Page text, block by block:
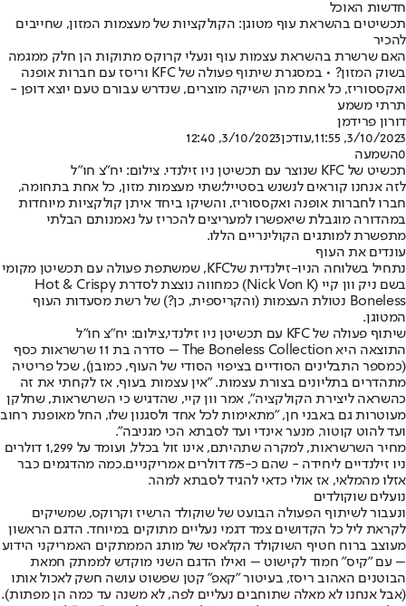
חדשות האוכל
תכשיטים בהשראת עוף מטוגן: הקולקציות של מעצמות המזון, שחייבים
להכיר
האם שרשרת בהשראת עצמות עוף ונעלי קרוקס מתוקות הן חלק ממגמה
בשוק המזון? • במסגרת שיתוף פעולה של KFC וריסז עם חברות אופנה
ואקססוריז, כל אחת מהן השיקה מוצרים, שנדרש עבורם טעם יוצא דופן -
תרתי משמע
דורון פרידמן
3/10/2023, 11:55
,עודכן3/10/2023, 12:40
0השמעה
תכשיט של KFC שנוצר עם תכשיטן ניו זילנדי. צילום: יח"צ חו"ל
לזה אנחנו קוראים לנשנש בסטייל:שתי מעצמות מזון, כל אחת בתחומה,
חברו לחברות אופנה ואקססוריז, והשיקו ביחד איתן קולקציות מיוחדות
במהדורה מוגבלת שיאפשרו למעריצים להכריז על נאמנותם הבלתי
מתפשרת למותגים הקולינריים הללו.
עונדים את העוף
נתחיל בשלוחה הניו-זילנדית שלKFC , שמשתפת פעולה עם תכשיטן מקומי
בשם ניק וון קיי (Nick Von K) כמחווה נוצצת לסדרת Hot & Crispy
Boneless נטולת העצמות (והקריספית, כן?) של רשת מסעדות העוף
המטוגן.
שיתוף פעולה של KFC עם תכשיטן ניו זילנדי,צילום: יח"צ חו"ל
התוצאה היא The Boneless Collection – סדרה בת 11 שרשראות כסף
(כמספר התבלינים הסודיים בציפוי הסודי של העוף, כמובן), שכל פריטיה
מתהדרים בתליונים בצורת עצמות. "אין עצמות בעוף, אז לקחתי את זה
כהשראה ליצירת הקולקציה", אמר וון קיי, שהדגיש כי השרשראות, שחלקן
מעוטרות גם באבני חן, "מתאימות לכל אחד ולסגנון שלו, החל מאופנת רחוב
ועד להוט קוטור, מנער אינדי ועד לסבתא הכי מגניבה".
מחיר השרשראות, למקרה שתהיתם, אינו זול בכלל, ועומד על 1,299 דולרים
ניו זילנדיים ליחידה - שהם כ-775 דולרים אמריקניים.
כמה מהדגמים כבר
אזלו מהמלאי, אז אולי כדאי להגיד לסבתא למהר.
נועלים שוקולדים
ונעבור לשיתוף הפעולה הבועט של שוקולד הרשיז וקרוקס, שמשיקים
לקראת ליל כל הקדושים צמד דגמי נעליים מתוקים במיוחד. הדגם הראשון
מעוצב ברוח חטיף השוקולד הקלאסי של מותג הממתקים האמריקני הידוע
– עם "קיס" חמוד לקישוט – ואילו הדגם השני מוקדש לממתק חמאת
הבוטנים האהוב ריסז, בעיטור "קאפ" קטן שפשוט עושה חשק לאכול אותו
(אבל אנחנו לא מאלה שתוחבים נעליים לפה, לא משנה עד כמה הן מפתות).